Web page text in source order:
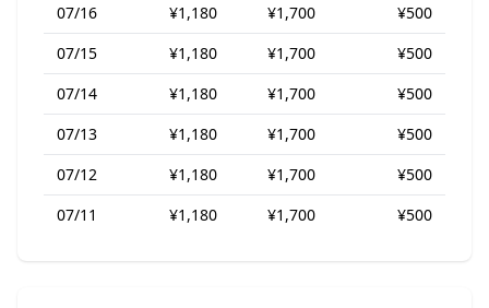
07/16
¥1,180 ¥1,700
¥500
07/15
¥1,180 ¥1,700
¥500
07/14
¥1,180 ¥1,700
¥500
07/13
¥1,180 ¥1,700
¥500
07/12
¥1,180 ¥1,700
¥500
07/11
¥1,180 ¥1,700 ¥500